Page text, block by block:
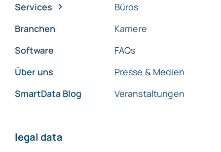
Services
Branchen
Software
Über uns
SmartData Blog
Büros
Karriere
FAQs
Presse & Medien
Veranstaltungen
legal data